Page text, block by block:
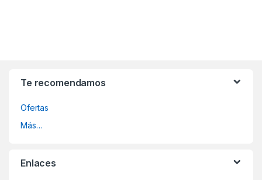
Te recomendamos
Ofertas
Más…
Enlaces